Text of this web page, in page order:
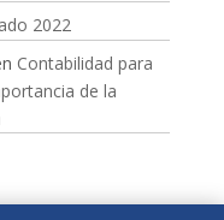
2022
Contabilidad para
de la